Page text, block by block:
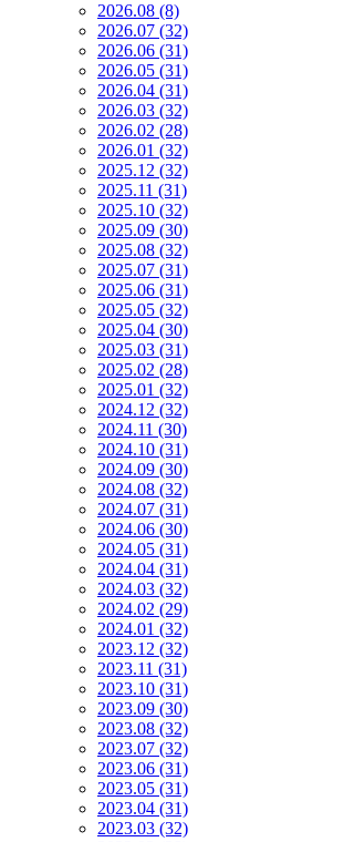
2026.08 (8)
2026.07 (32)
2026.06 (31)
2026.05 (31)
2026.04 (31)
2026.03 (32)
2026.02 (28)
2026.01 (32)
2025.12 (32)
2025.11 (31)
2025.10 (32)
2025.09 (30)
2025.08 (32)
2025.07 (31)
2025.06 (31)
2025.05 (32)
2025.04 (30)
2025.03 (31)
2025.02 (28)
2025.01 (32)
2024.12 (32)
2024.11 (30)
2024.10 (31)
2024.09 (30)
2024.08 (32)
2024.07 (31)
2024.06 (30)
2024.05 (31)
2024.04 (31)
2024.03 (32)
2024.02 (29)
2024.01 (32)
2023.12 (32)
2023.11 (31)
2023.10 (31)
2023.09 (30)
2023.08 (32)
2023.07 (32)
2023.06 (31)
2023.05 (31)
2023.04 (31)
2023.03 (32)